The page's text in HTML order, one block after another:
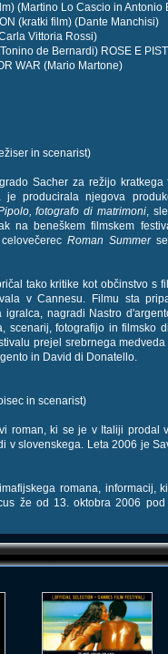
(Martino Lo Cascio in Antonio
(kratki film) (Dante Manchisi)
Vittoria Rossi)
de Bernardi) ROSE E
WAR (Mario Martone)
in scenarist)
Sacher za režijo
producirala njegova
fotografo di matrimoni,
na beneškem filmskem
Roman Summerse
tako kritike kot občinstvo s
v Cannesu. Filmu sta
igralca, nagradi Nastro
scenarij, fotografijo in filmsko
prejel srebrnega
in David di Donatello.
in scenarist)
roman, ki se je v Italiji prodal
v slovenskega. Leta 2006 je
romana,
že od 13. oktobra 2006